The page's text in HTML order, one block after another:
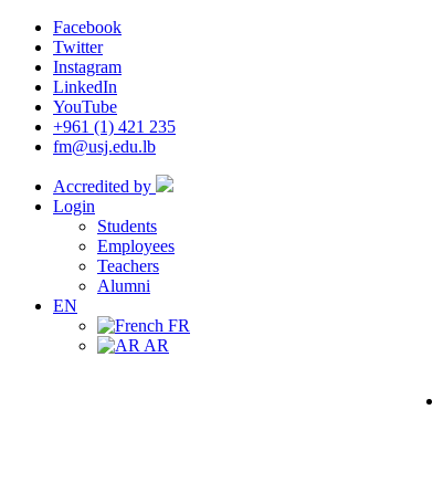
Facebook
Twitter
Instagram
LinkedIn
YouTube
+961 (1) 421 235
fm@usj.edu.lb
Accredited by
Login
Students
Employees
Teachers
Alumni
EN
FR
AR